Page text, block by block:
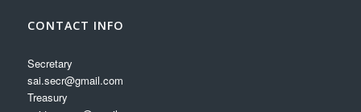
CONTACT INFO
Secretary
sai.secr@gmail.com
Treasury